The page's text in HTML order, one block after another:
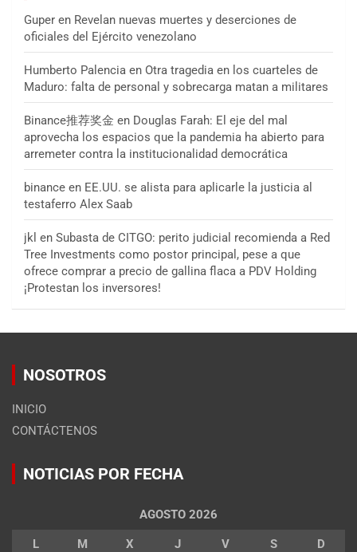
Guper en Revelan nuevas muertes y deserciones de
oficiales del Ejército venezolano
Humberto Palencia en Otra tragedia en los cuarteles de
Maduro: falta de personal y sobrecarga matan a militares
Binance推荐奖金 en Douglas Farah: El eje del mal
aprovecha los espacios que la pandemia ha abierto para
arremeter contra la institucionalidad democrática
binance en EE.UU. se alista para aplicarle la justicia al
testaferro Alex Saab
jkl en Subasta de CITGO: perito judicial recomienda a Red
Tree Investments como postor principal, pese a que
ofrece comprar a precio de gallina flaca a PDV Holding
¡Protestan los inversores!
NOSOTROS
INICIO
CONTÁCTENOS
NOTICIAS POR FECHA
AGOSTO 2026
L M X J V S D